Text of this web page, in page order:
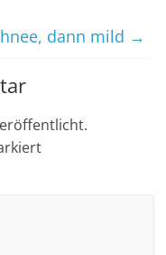
dann mild →